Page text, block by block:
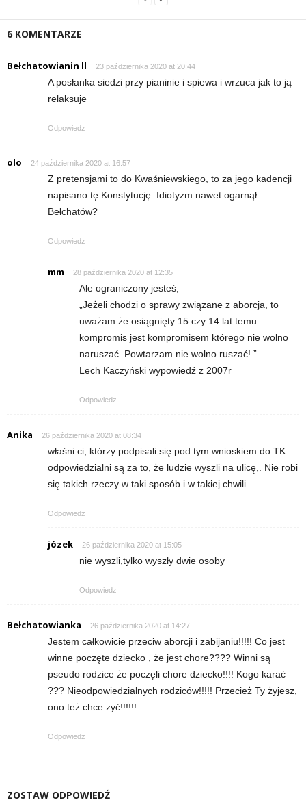
6 KOMENTARZE
Bełchatowianin ll 23 października 2020 at 20:44
A posłanka siedzi przy pianinie i spiewa i wrzuca jak to ją
relaksuje
Odpowiedz
olo 24 października 2020 at 16:57
Z pretensjami to do Kwaśniewskiego, to za jego kadencji
napisano tę Konstytucję. Idiotyzm nawet ogarnął
Bełchatów?
Odpowiedz
mm 28 października 2020 at 12:35
Ale ograniczony jesteś,
„Jeżeli chodzi o sprawy związane z aborcja, to
uważam że osiągnięty 15 czy 14 lat temu
kompromis jest kompromisem którego nie wolno
naruszać. Powtarzam nie wolno ruszać!.”
Lech Kaczyński wypowiedź z 2007r
Odpowiedz
Anika 26 października 2020 at 08:34
właśni ci, którzy podpisali się pod tym wnioskiem do TK
odpowiedzialni są za to, że ludzie wyszli na ulicę,. Nie robi
się takich rzeczy w taki sposób i w takiej chwili.
Odpowiedz
józek 26 października 2020 at 15:05
nie wyszli,tylko wyszły dwie osoby
Odpowiedz
Bełchatowianka 26 października 2020 at 14:27
Jestem całkowicie przeciw aborcji i zabijaniu!!!!! Co jest
winne poczęte dziecko , że jest chore???? Winni są
pseudo rodzice że poczęli chore dziecko!!!! Kogo karać
??? Nieodpowiedzialnych rodziców!!!!! Przecież Ty żyjesz,
ono też chce zyć!!!!!!
Odpowiedz
ZOSTAW ODPOWIEDŹ